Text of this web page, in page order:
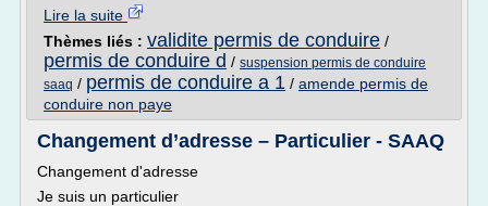
Lire la suite
Thèmes liés : validite permis de conduire /
permis de conduire d / suspension permis de conduire
saaq / permis de conduire a 1 / amende permis de
conduire non paye
Changement d’adresse – Particulier - SAAQ
Changement d'adresse
Je suis un particulier